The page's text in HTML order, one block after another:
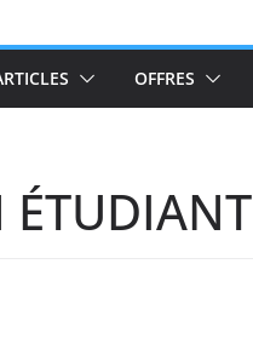
OFFRES
ÉTUDIANT